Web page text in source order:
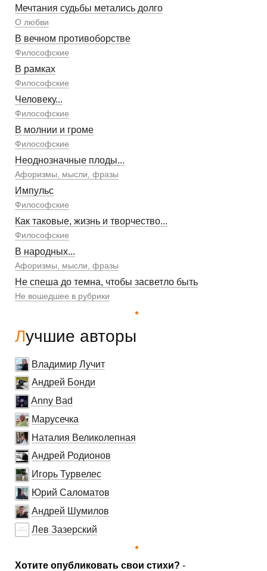
Мечтания судьбы метались долго
О любви
В вечном противоборстве
Философские
В рамках
Философские
Человеку...
Философские
В молнии и громе
Философские
Неоднозначные плоды...
Афоризмы, мысли, фразы
Импульс
Философские
Как таковые, жизнь и творчество...
Философские
В народных...
Афоризмы, мысли, фразы
Не спеша до темна, чтобы засветло быть
Не вошедшее в рубрики
Лучшие авторы
Владимир Лучит
Андрей Бонди
Anny Bad
Марусечка
Наталия Великолепная
Андрей Родионов
Игорь Турвелес
Юрий Саломатов
Андрей Шумилов
Лев Зазерский
Хотите опубликовать свои стихи? -